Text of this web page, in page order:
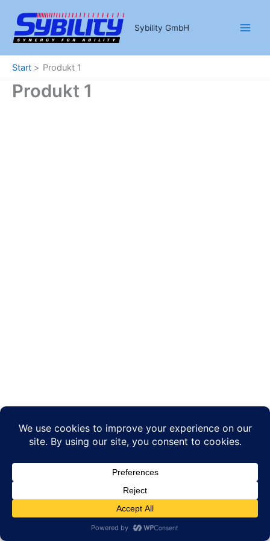
Inhalt
springen
Sybility GmbH
Start Produkt 1
Produkt 1
Datenschutzerklärung
AGB’s
Impressum